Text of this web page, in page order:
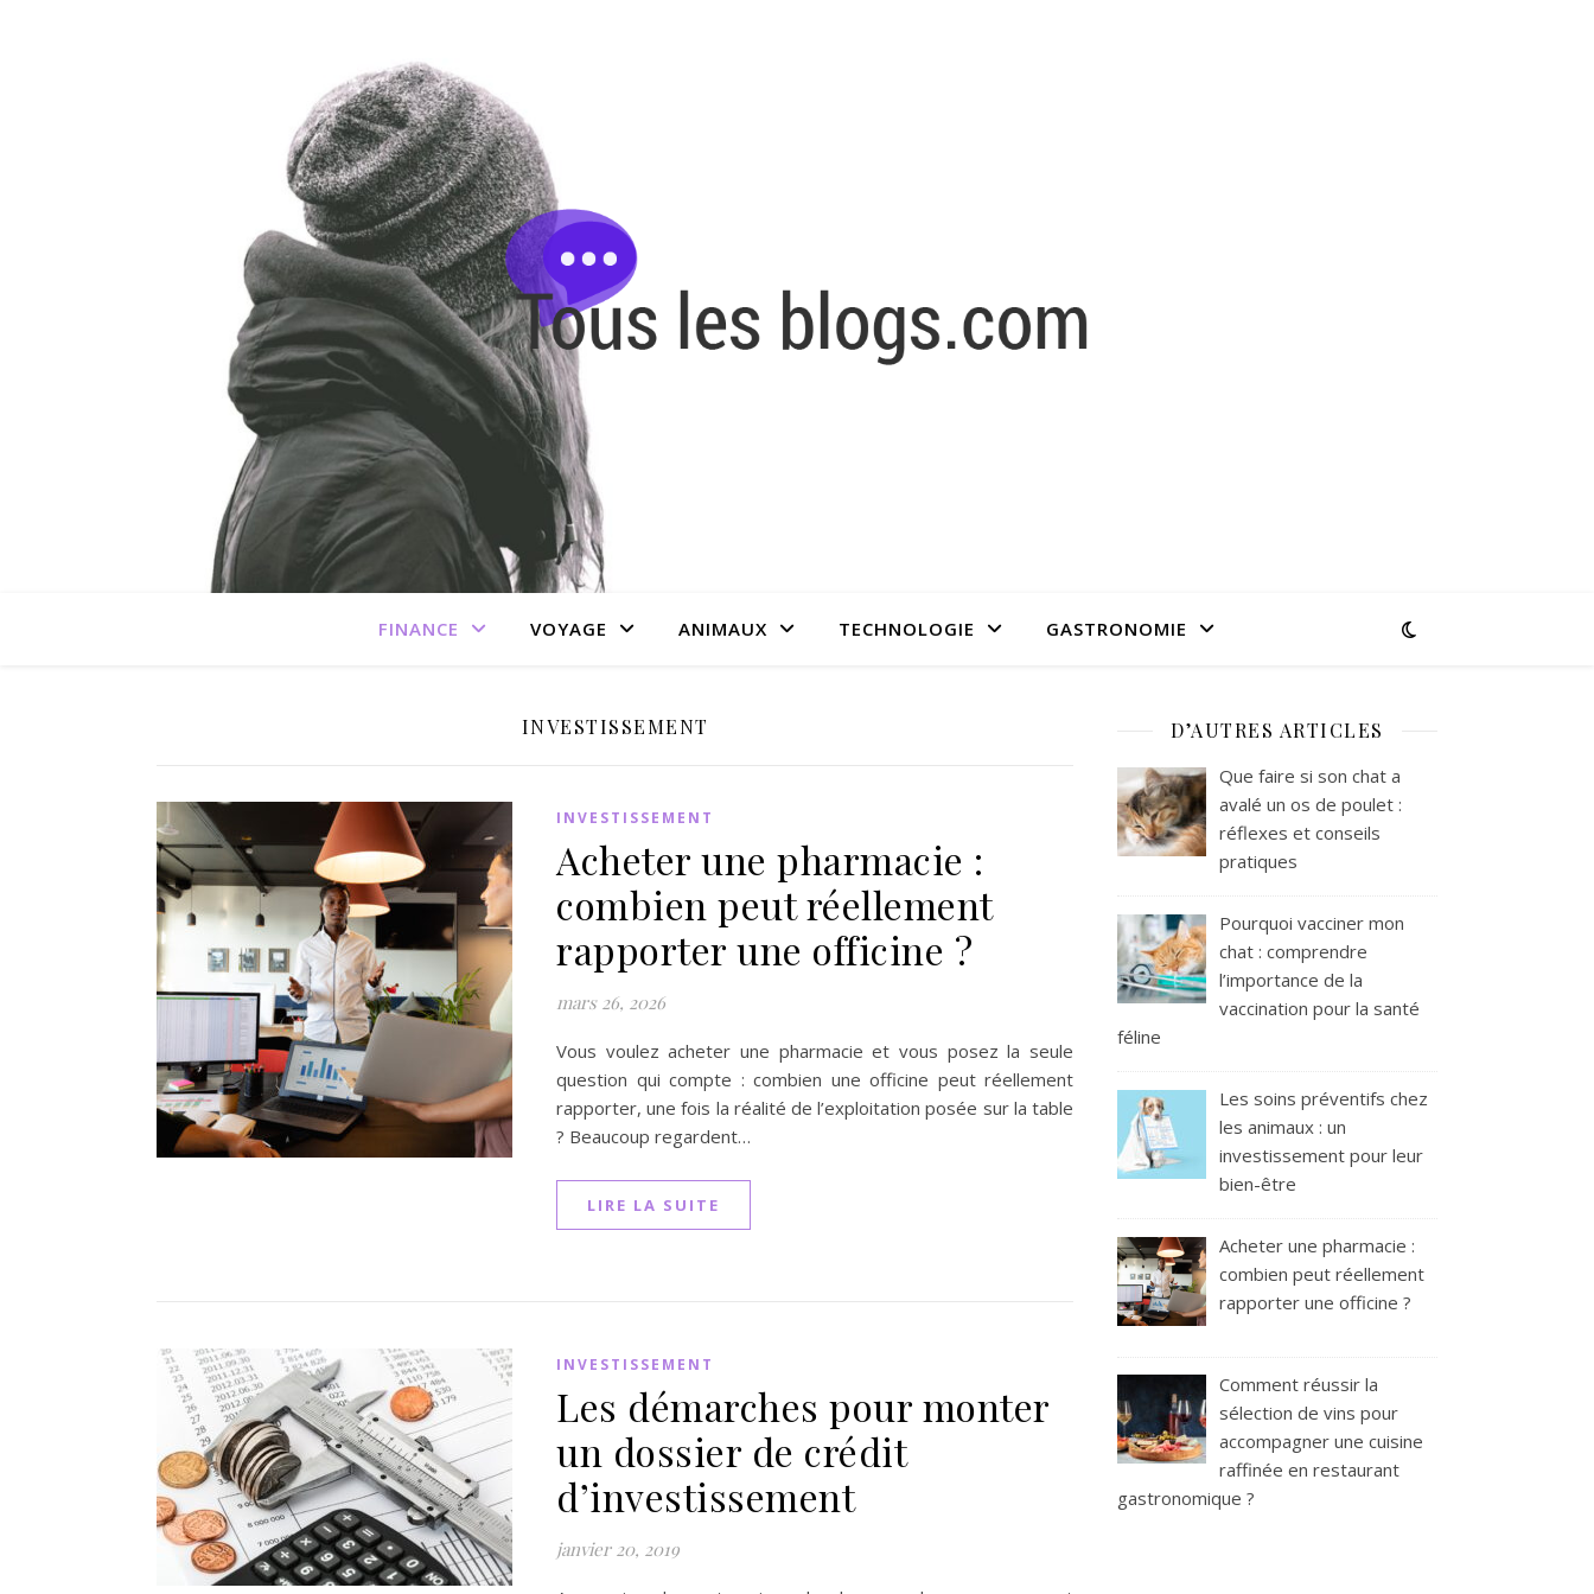
FINANCE VOYAGE ANIMAUX TECHNOLOGIE GASTRONOMIE
INVESTISSEMENT
INVESTISSEMENT
Acheter une pharmacie :
combien peut réellement
rapporter une officine ?
mars 26, 2026
Vous voulez acheter une pharmacie et vous posez la seule
question qui compte : combien une officine peut réellement
rapporter, une fois la réalité de l’exploitation posée sur la table
? Beaucoup regardent…
LIRE LA SUITE
INVESTISSEMENT
Les démarches pour monter
un dossier de crédit
d’investissement
janvier 20, 2019
D’AUTRES ARTICLES
Que faire si son chat a
avalé un os de poulet :
réflexes et conseils
pratiques
Pourquoi vacciner mon
chat : comprendre
l’importance de la
vaccination pour la santé
féline
Les soins préventifs chez
les animaux : un
investissement pour leur
bien-être
Acheter une pharmacie :
combien peut réellement
rapporter une officine ?
Comment réussir la
sélection de vins pour
accompagner une cuisine
raffinée en restaurant
gastronomique ?